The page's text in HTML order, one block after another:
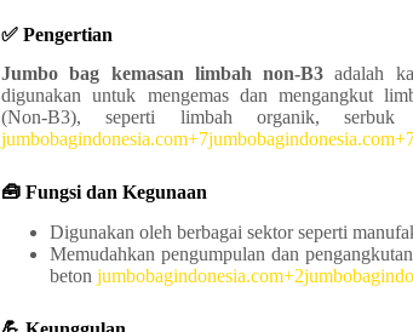
✅ Pengertian
Jumbo bag kemasan limbah non‑B3 adalah
digunakan untuk mengemas dan mengangkut
(Non‑B3), seperti limbah organik,
🧰 Fungsi dan Kegunaan
Digunakan oleh berbagai sektor seperti
Memudahkan pengumpulan dan
beton